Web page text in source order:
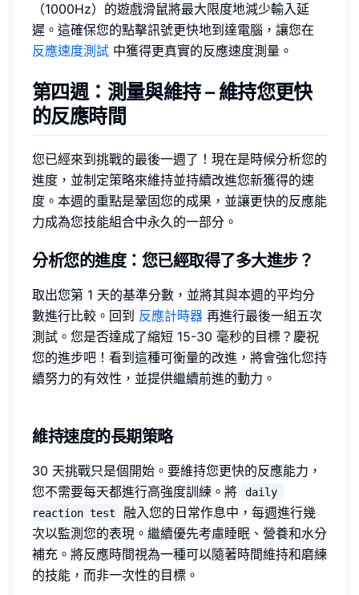
（1000Hz）的遊戲滑鼠將最大限度地減少輸入延
遲。這確保您的點擊訊號更快地到達電腦，讓您在
反應速度測試 中獲得更真實的反應速度測量。
第四週：測量與維持 – 維持您更快
的反應時間
您已經來到挑戰的最後一週了！現在是時候分析您的
進度，並制定策略來維持並持續改進您新獲得的速
度。本週的重點是鞏固您的成果，並讓更快的反應能
力成為您技能組合中永久的一部分。
分析您的進度：您已經取得了多大進步？
取出您第 1 天的基準分數，並將其與本週的平均分
數進行比較。回到 反應計時器 再進行最後一組五次
測試。您是否達成了縮短 15-30 毫秒的目標？慶祝
您的進步吧！看到這種可衡量的改進，將會強化您持
續努力的有效性，並提供繼續前進的動力。
維持速度的長期策略
30 天挑戰只是個開始。要維持您更快的反應能力，
您不需要每天都進行高強度訓練。將
daily
reaction test
融入您的日常作息中，每週進行幾
次以監測您的表現。繼續優先考慮睡眠、營養和水分
補充。將反應時間視為一種可以隨著時間維持和磨練
的技能，而非一次性的目標。